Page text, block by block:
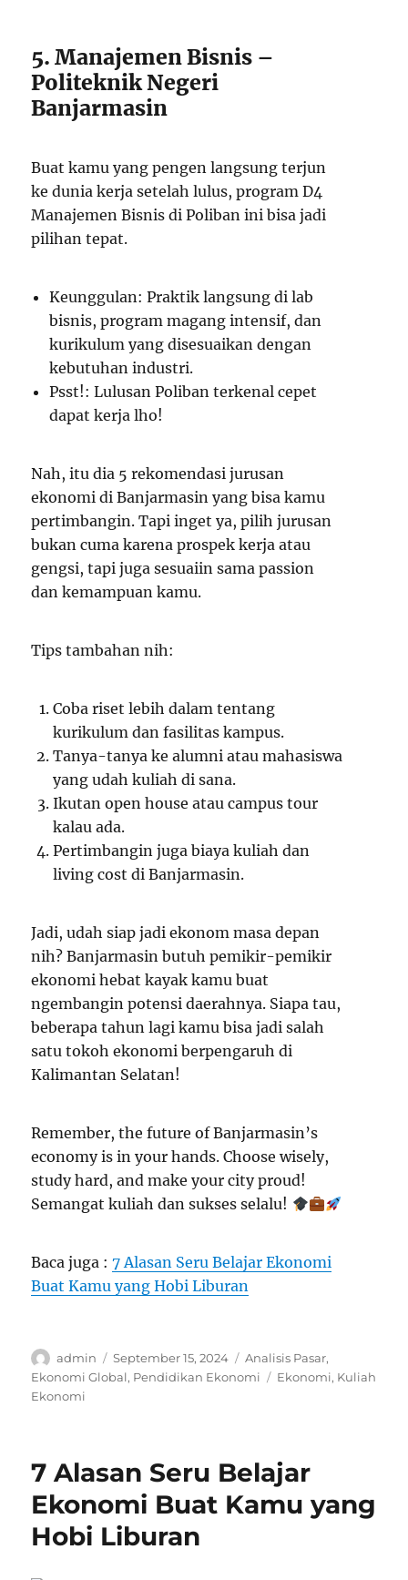
5. Manajemen Bisnis –
Politeknik Negeri
Banjarmasin
Buat kamu yang pengen langsung terjun
ke dunia kerja setelah lulus, program D4
Manajemen Bisnis di Poliban ini bisa jadi
pilihan tepat.
Keunggulan: Praktik langsung di lab
bisnis, program magang intensif, dan
kurikulum yang disesuaikan dengan
kebutuhan industri.
Psst!: Lulusan Poliban terkenal cepet
dapat kerja lho!
Nah, itu dia 5 rekomendasi jurusan
ekonomi di Banjarmasin yang bisa kamu
pertimbangin. Tapi inget ya, pilih jurusan
bukan cuma karena prospek kerja atau
gengsi, tapi juga sesuaiin sama passion
dan kemampuan kamu.
Tips tambahan nih:
Coba riset lebih dalam tentang
kurikulum dan fasilitas kampus.
Tanya-tanya ke alumni atau mahasiswa
yang udah kuliah di sana.
Ikutan open house atau campus tour
kalau ada.
Pertimbangin juga biaya kuliah dan
living cost di Banjarmasin.
Jadi, udah siap jadi ekonom masa depan
nih? Banjarmasin butuh pemikir-pemikir
ekonomi hebat kayak kamu buat
ngembangin potensi daerahnya. Siapa tau,
beberapa tahun lagi kamu bisa jadi salah
satu tokoh ekonomi berpengaruh di
Kalimantan Selatan!
Remember, the future of Banjarmasin’s
economy is in your hands. Choose wisely,
study hard, and make your city proud!
Semangat kuliah dan sukses selalu!
Baca juga :7 Alasan Seru Belajar Ekonomi
Buat Kamu yang Hobi Liburan
Author
admin
Posted
on
September 15, 2024 Categories
Analisis Pasar,
Ekonomi Global, Pendidikan Ekonomi Tags
Ekonomi, Kuliah
Ekonomi
7 Alasan Seru Belajar
Ekonomi Buat Kamu yang
Hobi Liburan